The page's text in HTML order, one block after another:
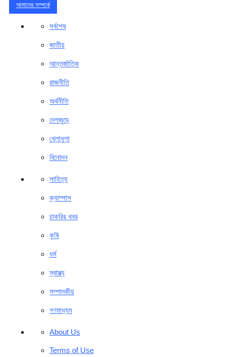
আমাদের সম্পর্কে
সর্বশেষ
জাতীয়
আন্তর্জাতিক
রাজনীতি
অর্থনীতি
দেশজুড়ে
খেলাধুলা
বিনোদন
সাহিত্য
ক্যাম্পাস
চাকরির খবর
কৃষি
ধর্ম
স্বাস্থ্য
সম্পাদকীয়
গণমাধ্যম
About Us
Terms of Use